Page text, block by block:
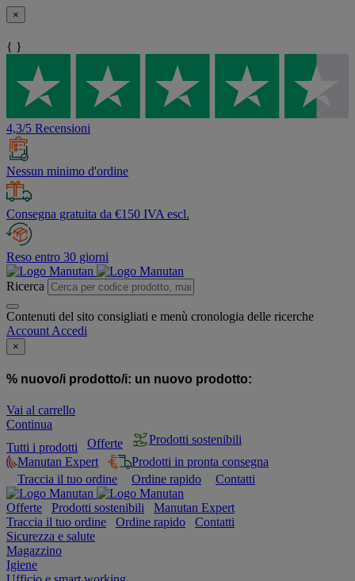
×
{ }
4,3/5 Recensioni
Nessun minimo d'ordine
Consegna gratuita da €150 IVA escl.
Reso entro 30 giorni
Ricerca
Contenuti del sito consigliati e menù cronologia delle ricerche
Account Accedi
×
% nuovo/i prodotto/i: un nuovo prodotto:
Vai al carrello
Continua
Tutti i prodotti
Offerte
Prodotti sostenibili
Manutan Expert
Prodotti in pronta consegna
Traccia il tuo ordine
Ordine rapido Contatti
Offerte Prodotti sostenibili
Manutan Expert
Traccia il tuo ordine
Ordine rapido
Contatti
Sicurezza e salute
Magazzino
Igiene